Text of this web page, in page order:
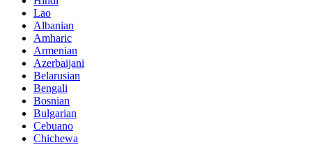
Lao
Albanian
Amharic
Armenian
Azerbaijani
Belarusian
Bengali
Bosnian
Bulgarian
Cebuano
Chichewa